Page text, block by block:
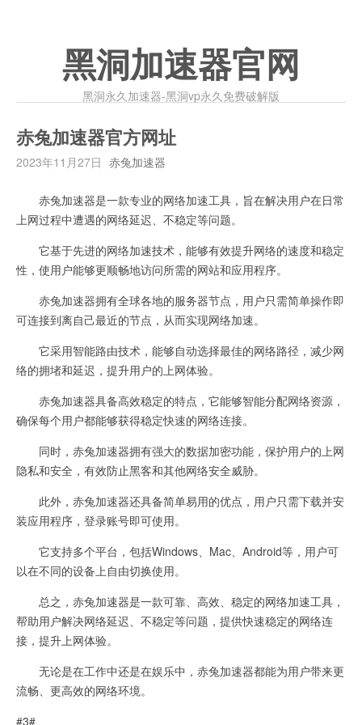
黑洞加速器官网
黑洞永久加速器-黑洞vp永久免费破解版
赤兔加速器官方网址
2023年11月27日 赤兔加速器
赤兔加速器是一款专业的网络加速工具，旨在解决用户在日常
上网过程中遭遇的网络延迟、不稳定等问题。
它基于先进的网络加速技术，能够有效提升网络的速度和稳定
性，使用户能够更顺畅地访问所需的网站和应用程序。
赤兔加速器拥有全球各地的服务器节点，用户只需简单操作即
可连接到离自己最近的节点，从而实现网络加速。
它采用智能路由技术，能够自动选择最佳的网络路径，减少网
络的拥堵和延迟，提升用户的上网体验。
赤兔加速器具备高效稳定的特点，它能够智能分配网络资源，
确保每个用户都能够获得稳定快速的网络连接。
同时，赤兔加速器拥有强大的数据加密功能，保护用户的上网
隐私和安全，有效防止黑客和其他网络安全威胁。
此外，赤兔加速器还具备简单易用的优点，用户只需下载并安
装应用程序，登录账号即可使用。
它支持多个平台，包括Windows、Mac、Android等，用户可
以在不同的设备上自由切换使用。
总之，赤兔加速器是一款可靠、高效、稳定的网络加速工具，
帮助用户解决网络延迟、不稳定等问题，提供快速稳定的网络连
接，提升上网体验。
无论是在工作中还是在娱乐中，赤兔加速器都能为用户带来更
流畅、更高效的网络环境。
#3#